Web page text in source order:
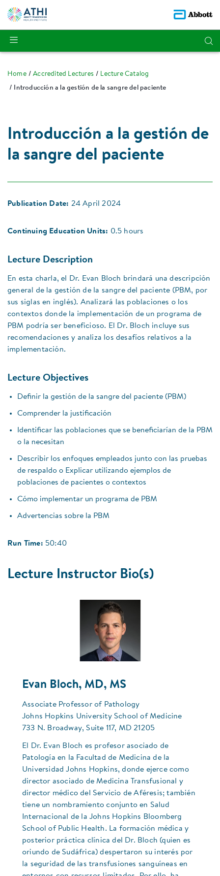
Home Accredited Lectures
Lecture Catalog
Introducción a la gestión de la sangre del paciente
Introducción a la gestión de
la sangre del paciente
Publication Date: 24 April 2024
Continuing Education Units: 0.5 hours
Lecture Description
En esta charla, el Dr. Evan Bloch brindará una descripción
general de la gestión de la sangre del paciente (PBM, por
sus siglas en inglés). Analizará las poblaciones o los
contextos donde la implementación de un programa de
PBM podría ser beneficioso. El Dr. Bloch incluye sus
recomendaciones y analiza los desafíos relativos a la
implementación.
Lecture Objectives
Definir la gestión de la sangre del paciente (PBM)
Comprender la justificación
Identificar las poblaciones que se beneficiarían de la PBM
o la necesitan
Describir los enfoques empleados junto con las pruebas
de respaldo o Explicar utilizando ejemplos de
poblaciones de pacientes o contextos
Cómo implementar un programa de PBM
Advertencias sobre la PBM
Run Time: 50:40
Lecture Instructor Bio(s)
Evan Bloch, MD, MS
Associate Professor of Pathology
Johns Hopkins University School of Medicine
733 N. Broadway, Suite 117, MD 21205
El Dr. Evan Bloch es profesor asociado de
Patología en la Facultad de Medicina de la
Universidad Johns Hopkins, donde ejerce como
director asociado de Medicina Transfusional y
director médico del Servicio de Aféresis; también
tiene un nombramiento conjunto en Salud
Internacional de la Johns Hopkins Bloomberg
School of Public Health. La formación médica y
posterior práctica clínica del Dr. Bloch (quien es
oriundo de Sudáfrica) despertaron su interés por
la seguridad de las transfusiones sanguíneas en